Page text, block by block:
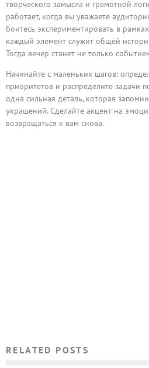
творческого замысла и грамотной
работает, когда вы уважаете
боитесь экспериментировать в
каждый элемент служит общей
Тогда вечер станет не только
Начинайте с маленьких шагов:
приоритетов и распределите задачи
одна сильная деталь, которая
украшений. Сделайте акцент на
возвращаться к вам снова.
RELATED POSTS